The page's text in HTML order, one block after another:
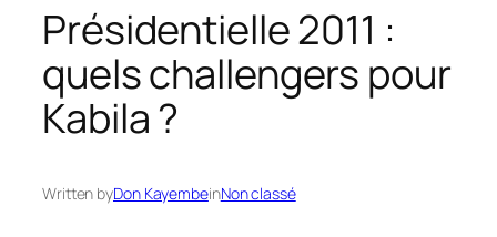
Présidentielle 2011 :
quels challengers pour
Kabila ?
Written byDon KayembeinNon classé